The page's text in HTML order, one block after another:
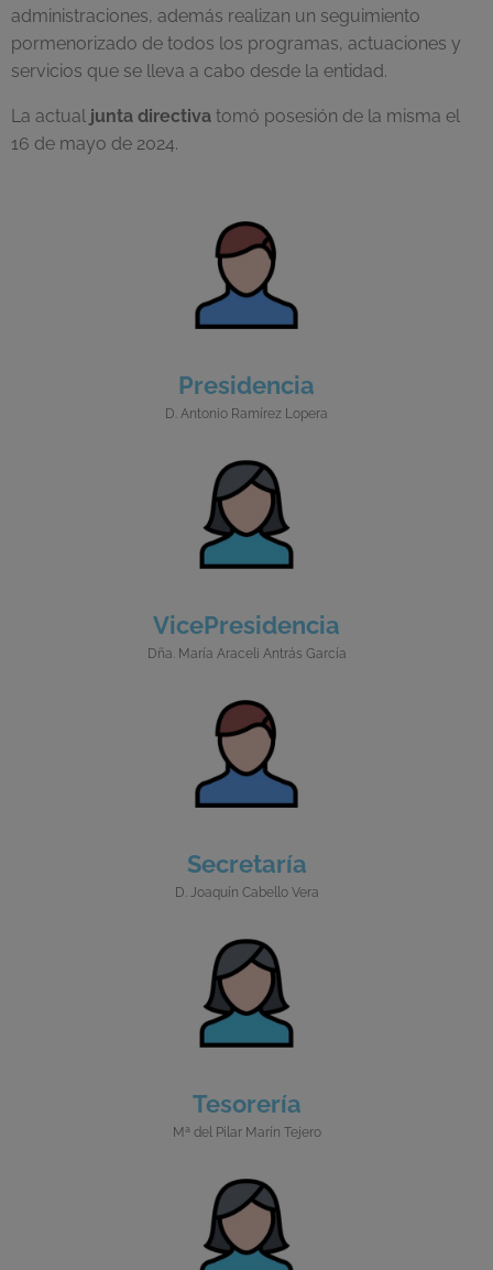
administraciones, además realizan un seguimiento
pormenorizado de todos los programas, actuaciones y
servicios que se lleva a cabo desde la entidad.
La actual junta directiva tomó posesión de la misma el
16 de mayo de 2024.
Presidencia
D. Antonio Ramírez Lopera
VicePresidencia
Dña. María Araceli Antrás García
Secretaría
D. Joaquín Cabello Vera
Tesorería
Mª del Pilar Marín Tejero